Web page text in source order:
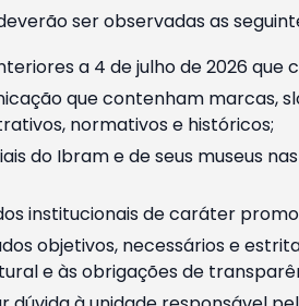
ser observadas as
a 4 de julho de 2026
que contenham marcas,
normativos e históricos;
do Ibram e de seus museus
institucionais de caráter
objetivos, necessários e
e às obrigações de